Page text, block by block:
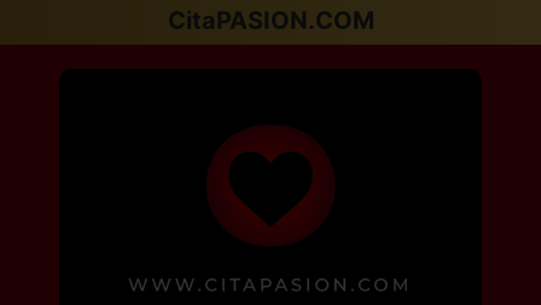
CitaPASION.COM